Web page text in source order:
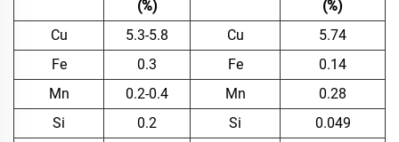
(%)
(%)
Cu
5.3-5.8 Cu
5.74
Fe
0.3 Fe
0.14
Mn
0.2-0.4 Mn
0.28
Si
0.2 Si
0.049